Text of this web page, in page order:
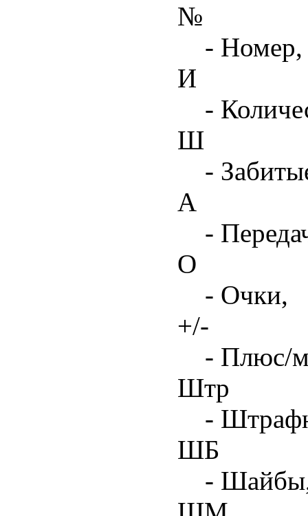
№
- Номер,
И
-
Ш
-
А
-
О
- Очки,
+/-
- Плюс/
Штр
-
ШБ
- Шайбы,